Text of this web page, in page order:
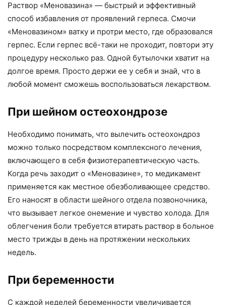
Раствор «Меновазина» — быстрый и эффективный
способ избавления от проявлений герпеса. Смочи
«Меновазином» ватку и протри место, где образовался
герпес. Если герпес всё-таки не проходит, повтори эту
процедуру несколько раз. Одной бутылочки хватит на
долгое время. Просто держи ее у себя и знай, что в
любой момент сможешь воспользоваться лекарством.
При шейном остеохондрозе
Необходимо понимать, что вылечить остеохондроз
можно только посредством комплексного лечения,
включающего в себя физиотерапевтическую часть.
Когда речь заходит о «Меновазине», то медикамент
применяется как местное обезболивающее средство.
Его наносят в области шейного отдела позвоночника,
что вызывает легкое онемение и чувство холода. Для
облегчения боли требуется втирать раствор в больное
место трижды в день на протяжении нескольких
недель.
При беременности
С каждой неделей беременности увеличивается